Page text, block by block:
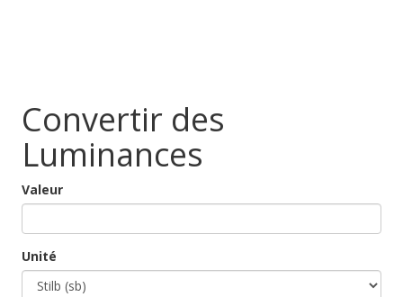
Convertir des
Luminances
Valeur
Unité